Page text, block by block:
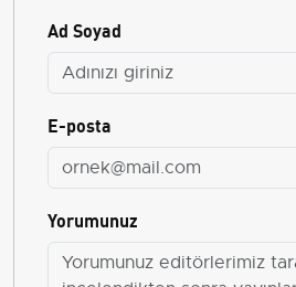
Ad Soyad
E-posta
Yorumunuz